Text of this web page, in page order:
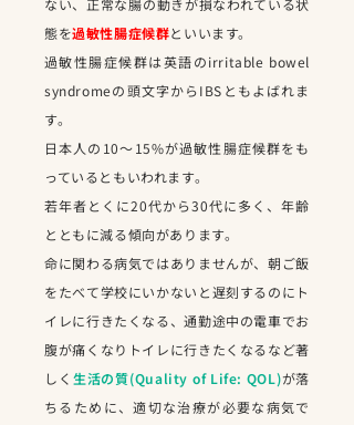
ない、正常な腸の動きが損なわれている状
態を過敏性腸症候群といいます。
過敏性腸症候群は英語のirritable bowel
syndromeの頭文字からIBSともよばれま
す。
日本人の10～15%が過敏性腸症候群をも
っているともいわれます。
若年者とくに20代から30代に多く、年齢
とともに減る傾向があります。
命に関わる病気ではありませんが、朝ご飯
をたべて学校にいかないと遅刻するのにト
イレに行きたくなる、通勤途中の電車でお
腹が痛くなりトイレに行きたくなるなど著
しく 生活の質(Quality of Life: QOL)が落
ちるために、適切な治療が必要な病気で